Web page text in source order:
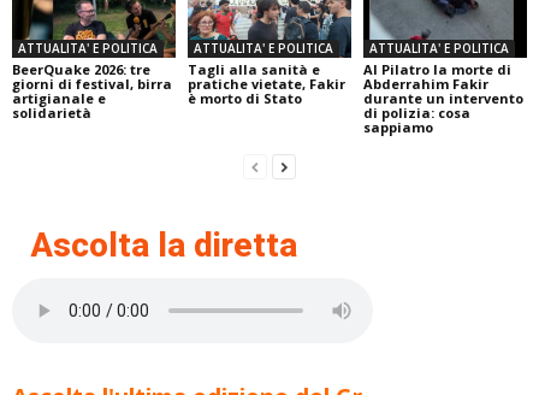
ATTUALITA' E POLITICA
BeerQuake 2026: tre
giorni di festival, birra
artigianale e
solidarietà
ATTUALITA' E POLITICA
Tagli alla sanità e
pratiche vietate, Fakir
è morto di Stato
ATTUALITA' E POLITICA
Al Pilatro la morte di
Abderrahim Fakir
durante un intervento
di polizia: cosa
sappiamo
Ascolta la diretta